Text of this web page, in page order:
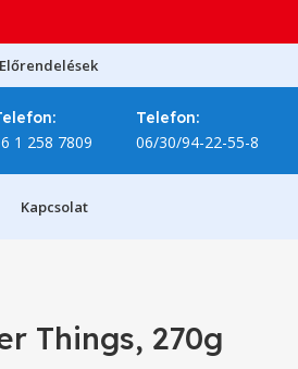
Előrendelések
1 258 7809
Telefon:
06/30/94-22-55-8
Kapcsolat
Things, 270g